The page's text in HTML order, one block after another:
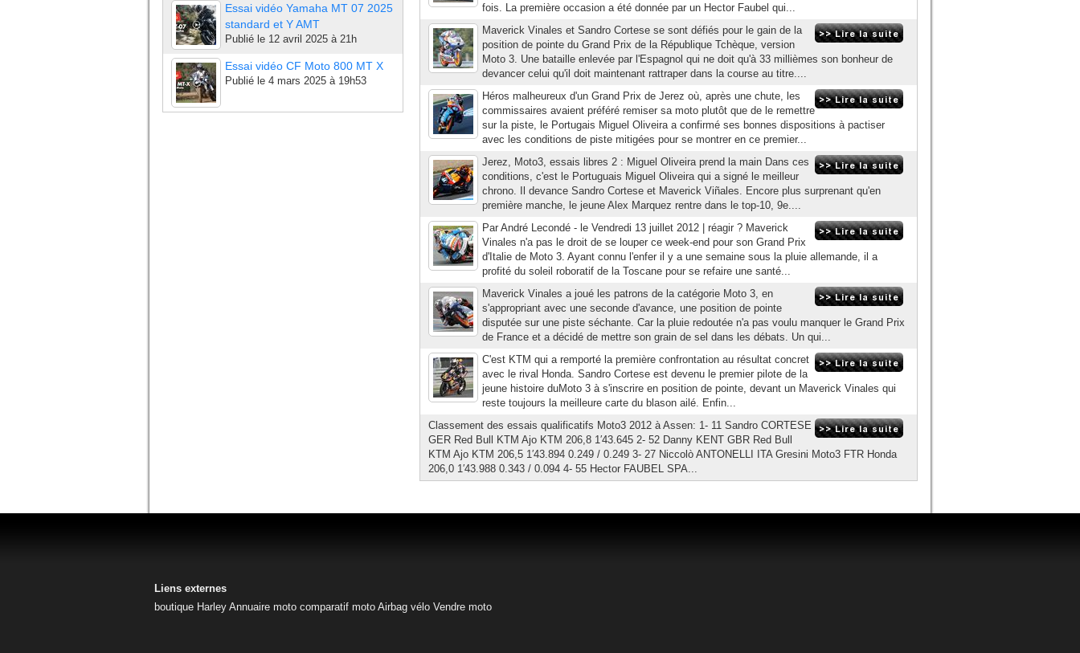
Essai vidéo Yamaha MT 07 2025
standard et Y AMT
Publié le 12 avril 2025 à 21h
Essai vidéo CF Moto 800 MT X
Publié le 4 mars 2025 à 19h53
fois. La première occasion a été donnée par un Hector Faubel qui...
Maverick Vinales et Sandro Cortese se sont défiés pour le gain de la
position de pointe du Grand Prix de la République Tchèque, version
Moto 3. Une bataille enlevée par l'Espagnol qui ne doit qu'à 33 millièmes son bonheur de
devancer celui qu'il doit maintenant rattraper dans la course au titre....
Héros malheureux d'un Grand Prix de Jerez où, après une chute, les
commissaires avaient préféré remiser sa moto plutôt que de le remettre
sur la piste, le Portugais Miguel Oliveira a confirmé ses bonnes dispositions à pactiser
avec les conditions de piste mitigées pour se montrer en ce premier...
Jerez, Moto3, essais libres 2 : Miguel Oliveira prend la main Dans ces
conditions, c'est le Portuguais Miguel Oliveira qui a signé le meilleur
chrono. Il devance Sandro Cortese et Maverick Viñales. Encore plus surprenant qu'en
première manche, le jeune Alex Marquez rentre dans le top-10, 9e....
Par André Lecondé - le Vendredi 13 juillet 2012 | réagir ? Maverick
Vinales n'a pas le droit de se louper ce week-end pour son Grand Prix
d'Italie de Moto 3. Ayant connu l'enfer il y a une semaine sous la pluie allemande, il a
profité du soleil roboratif de la Toscane pour se refaire une santé...
Maverick Vinales a joué les patrons de la catégorie Moto 3, en
s'appropriant avec une seconde d'avance, une position de pointe
disputée sur une piste séchante. Car la pluie redoutée n'a pas voulu manquer le Grand Prix
de France et a décidé de mettre son grain de sel dans les débats. Un qui...
C'est KTM qui a remporté la première confrontation au résultat concret
avec le rival Honda. Sandro Cortese est devenu le premier pilote de la
jeune histoire duMoto 3 à s'inscrire en position de pointe, devant un Maverick Vinales qui
reste toujours la meilleure carte du blason ailé. Enfin...
Classement des essais qualificatifs Moto3 2012 à Assen: 1- 11 Sandro CORTESE
GER Red Bull KTM Ajo KTM 206,8 1′43.645 2- 52 Danny KENT GBR Red Bull
KTM Ajo KTM 206,5 1′43.894 0.249 / 0.249 3- 27 Niccolò ANTONELLI ITA Gresini Moto3 FTR Honda
206,0 1′43.988 0.343 / 0.094 4- 55 Hector FAUBEL SPA...
Liens externes
boutique Harley Annuaire moto comparatif moto Airbag vélo Vendre moto